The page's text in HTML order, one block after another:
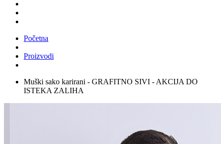
Početna
Proizvodi
Muški sako karirani - GRAFITNO SIVI - AKCIJA DO
ISTEKA ZALIHA